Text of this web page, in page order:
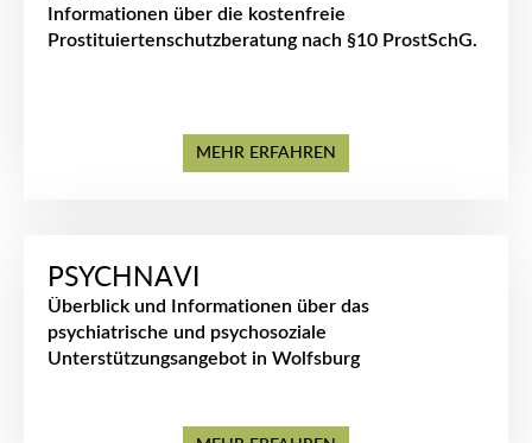
Informationen über die kostenfreie
Prostituiertenschutzberatung nach §10 ProstSchG.
MEHR ERFAHREN
PSYCHNAVI
Überblick und Informationen über das
psychiatrische und psychosoziale
Unterstützungsangebot in Wolfsburg